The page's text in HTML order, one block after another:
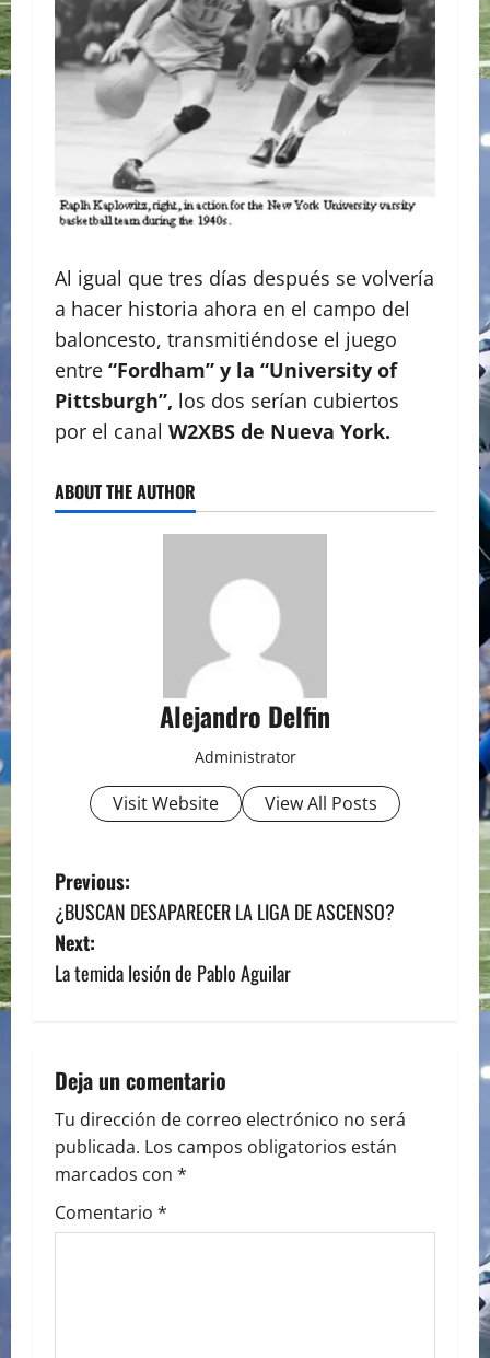
Al igual que tres días después se volvería
a hacer historia ahora en el campo del
baloncesto, transmitiéndose el juego
entre “Fordham” y la “University of
Pittsburgh”, los dos serían cubiertos
por el canal W2XBS de Nueva York.
ABOUT THE AUTHOR
Alejandro Delfin
Administrator
Visit Website View All Posts
P
o
s
n
a
v
i
Previous:
¿BUSCAN DESAPARECER LA LIGA DE ASCENSO?
Next:
La temida lesión de Pablo Aguilar
Deja un comentario
Tu dirección de correo electrónico no será
publicada. Los campos obligatorios están
marcados con *
Comentario *